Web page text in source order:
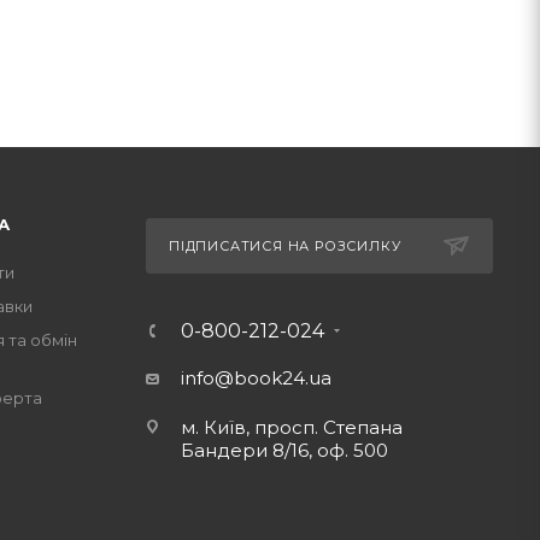
обмін
ПІДПИСАТИСЯ НА РОЗСИЛКУ
0-800-212-024
info@book24.ua
м. Київ, просп. Степана
Бандери 8/16, оф. 500